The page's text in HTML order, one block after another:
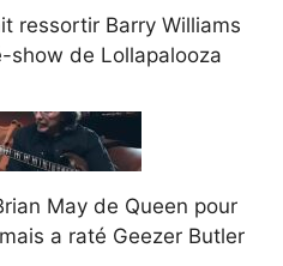
ressortir Barry Williams
show de Lollapalooza
May de Queen pour
a raté Geezer Butler